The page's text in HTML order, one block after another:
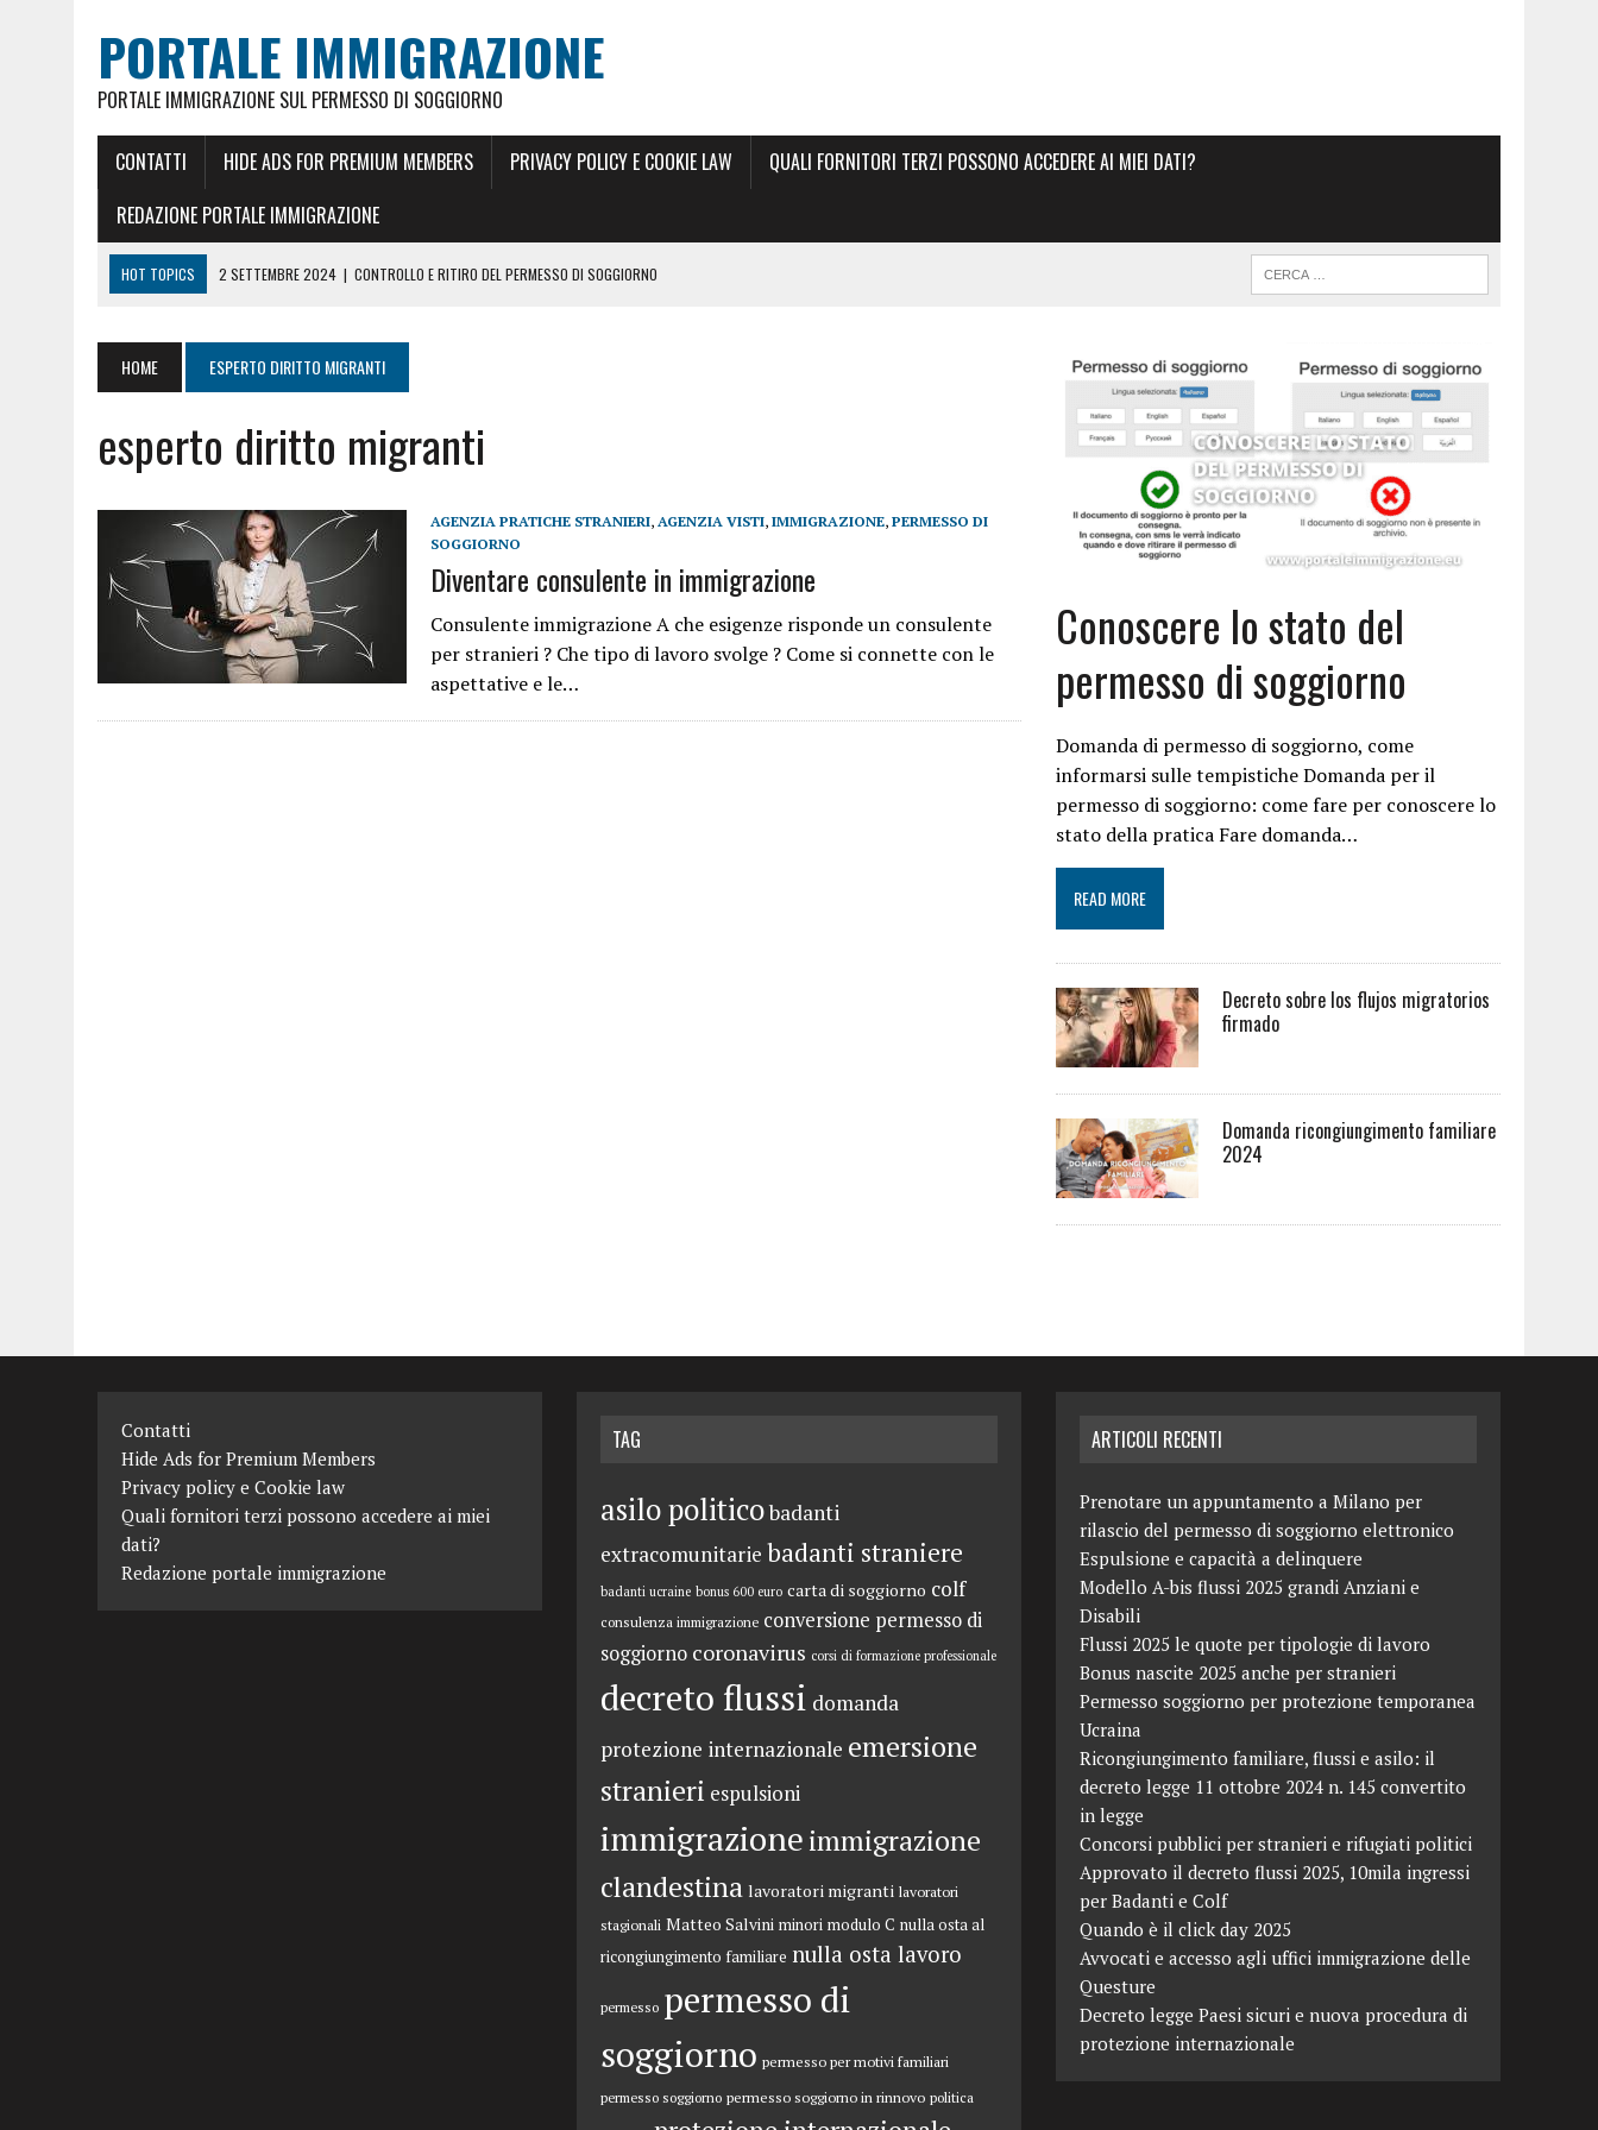
PORTALE IMMIGRAZIONE
PORTALE IMMIGRAZIONE SUL PERMESSO DI SOGGIORNO
CONTATTI HIDE ADS FOR PREMIUM MEMBERS PRIVACY POLICY E COOKIE LAW
QUALI FORNITORI TERZI POSSONO ACCEDERE AI MIEI DATI?
REDAZIONE PORTALE IMMIGRAZIONE
HOT TOPICS 2 SETTEMBRE 2024 | CONTROLLO E RITIRO DEL PERMESSO DI SOGGIORNO
5 FEBBRAIO 2023 | REDDITO PER CARTA DI SOGGIORNO E PERMESSO ILLIMITATO 2024
18 GIUGNO 2022
CONOSCERE LO STATO DEL PERMESSO DI SOGGIORNO
23 DICEMBRE 2021
| PERMESSO DI SOGGIORNO UE ILLIMITATO ORA 10 ANNI
4 MAGGIO 2025 | PRENOTARE UN APPUNTAMENTO A MILANO PER RILASCIO DEL PERMESSO DI SOGGIORNO ELETTRONICO
30 MARZO 2025
ESPULSIONE E CAPACITÀ A DELINQUERE
9 MARZO 2025
| MODELLO A-BIS FLUSSI 2025 GRANDI ANZIANI E DISABILI
23 FEBBRAIO 2025 | FLUSSI 2025 LE QUOTE PER TIPOLOGIE DI LAVORO
| BONUS NASCITE 2025 ANCHE PER STRANIERI
HOME ESPERTO DIRITTO MIGRANTI
esperto diritto migranti
AGENZIA PRATICHE STRANIERI, AGENZIA VISTI, IMMIGRAZIONE, PERMESSO DI
SOGGIORNO
Diventare consulente in immigrazione
Consulente immigrazione A che esigenze risponde un consulente
per stranieri ? Che tipo di lavoro svolge ? Come si connette con le
aspettative e le…
Conoscere lo stato del
permesso di soggiorno
Domanda di permesso di soggiorno, come
informarsi sulle tempistiche Domanda per il
permesso di soggiorno: come fare per conoscere lo
stato della pratica Fare domanda…
READ MORE
Decreto sobre los flujos migratorios
firmado
Domanda ricongiungimento familiare
2024
Contatti
Hide Ads for Premium Members
Privacy policy e Cookie law
Quali fornitori terzi possono accedere ai miei
dati?
Redazione portale immigrazione
TAG
asilo politicobadanti
extracomunitarie badanti straniere
badanti ucraine bonus 600 euro carta di soggiorno colf
consulenza immigrazione conversione permesso di
soggiorno coronavirus corsi di formazione professionale
decreto flussi domanda
protezione internazionale emersione
stranieri espulsioni
immigrazioneimmigrazione
clandestina lavoratori migranti lavoratori
stagionali Matteo Salvini minori modulo C nulla osta al
ricongiungimento familiare nulla osta lavoro
permesso permesso di
soggiorno permesso per motivi familiari
permesso soggiorno permesso soggiorno in rinnovo politica
ARTICOLI RECENTI
Prenotare un appuntamento a Milano per
rilascio del permesso di soggiorno elettronico
Espulsione e capacità a delinquere
Modello A-bis flussi 2025 grandi Anziani e
Disabili
Flussi 2025 le quote per tipologie di lavoro
Bonus nascite 2025 anche per stranieri
Permesso soggiorno per protezione temporanea
Ucraina
Ricongiungimento familiare, flussi e asilo: il
decreto legge 11 ottobre 2024 n. 145 convertito
in legge
Concorsi pubblici per stranieri e rifugiati politici
Approvato il decreto flussi 2025, 10mila ingressi
per Badanti e Colf
Quando è il click day 2025
Avvocati e accesso agli uffici immigrazione delle
Questure
Decreto legge Paesi sicuri e nuova procedura di
protezione internazionale